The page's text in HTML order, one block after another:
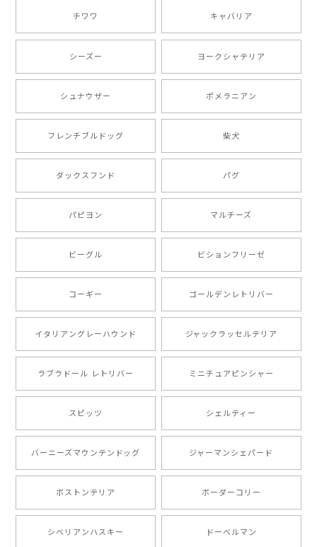
【 自然に囲まれた ダックスフンド 】 キャニスター 保存容器 お家用 プレゼント 犬 ペット うちの子 犬グッズ
【 ボーダーコリー 水彩画風 毛色4色 】 手帳 スマホケース 犬 うちの子 iPhone & Android
ったです。 ご連絡が取りづらい点だけ少し不安になり
ましたが、商品の素敵さでチャラです。 本当に可愛
い。ありがとうございます。
2024/10/28
注文受領連絡が無かったのでハラハラしましたが… 可
愛い商品が届きました！大満足です♪
【 自然に囲まれた ポメラニアン 】マグカップ 犬 ペット うちの子 犬グッズ ギフト プレゼント 母の日
りまして、元気な時の顔がそっくりだったので、注文し
ました。ありがとうございました。
2024/05/22
チワワ キャバリア
シーズー ヨークシャテリア
シュナウザー ポメラニアン
フレンチブルドッグ 柴犬
ダックスフンド パグ
パピヨン マルチーズ
ビーグル ビションフリーゼ
コーギー ゴールデンレトリバー
イタリアングレーハウンド ジャックラッセルテリア
ラブラドール レトリバー ミニチュアピンシャー
スピッツ シェルティー
バーニーズマウンテンドッグ ジャーマンシェパード
ボストンテリア ボーダーコリー
シベリアンハスキー ドーベルマン